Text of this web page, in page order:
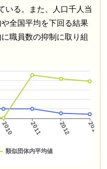
いる。また、人口千人当
全国平均を下回る結果
職員数の抑制に取り組